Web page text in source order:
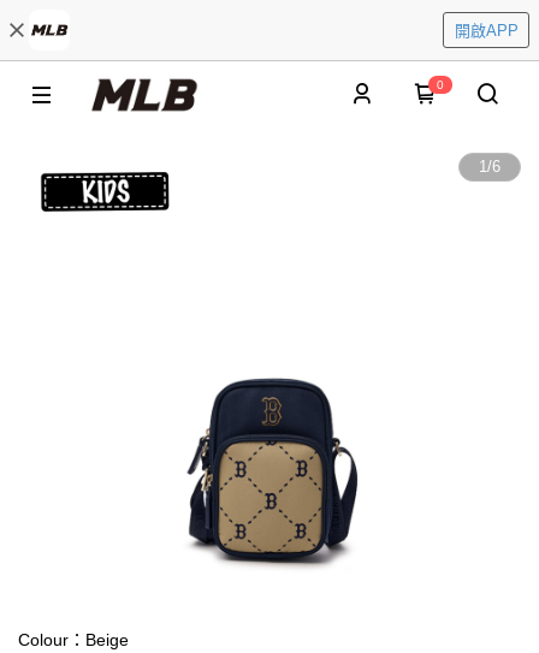
開啟APP
0
1/6
Colour：Beige